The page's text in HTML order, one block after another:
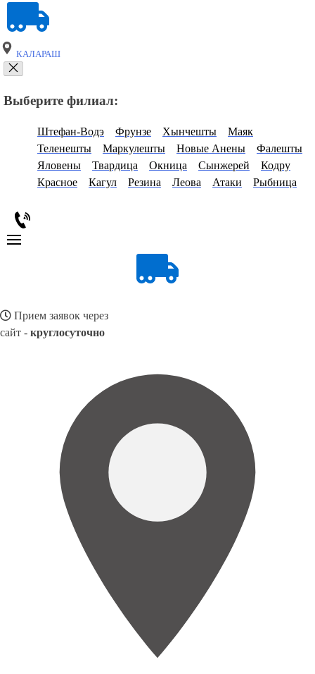
КАЛАРАШ
Выберите филиал:
Штефан-Водэ Фрунзе Хынчешты
Маяк
Теленешты
Маркулешты Новые Анены
Фалешты
Яловены
Твардица Окница Сынжерей
Кодру
Красное
Кагул Резина Леова Атаки Рыбница
Прием заявок через
сайт - круглосуточно